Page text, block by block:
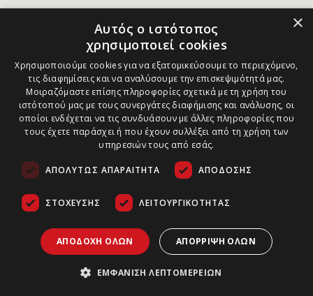
×
Αυτός ο ιστότοπος
χρησιμοποιεί cookies
Χρησιμοποιούμε cookies για να εξατομικεύσουμε το περιεχόμενο,
τις διαφημίσεις και να αναλύσουμε την επισκεψιμότητά μας.
Μοιραζόμαστε επίσης πληροφορίες σχετικά με τη χρήση του
ιστότοπού μας με τους συνεργάτες διαφήμισης και ανάλυσης, οι
οποίοι ενδέχεται να τις συνδυάσουν με άλλες πληροφορίες που
τους έχετε παράσχει ή που έχουν συλλέξει από τη χρήση των
υπηρεσιών τους από εσάς.
ΑΠΟΛΎΤΩΣ ΑΠΑΡΑΊΤΗΤΑ ΑΠΌΔΟΣΗΣ
ΣΤΌΧΕΥΣΗΣ ΛΕΙΤΟΥΡΓΙΚΌΤΗΤΑΣ
ΑΠΟΔΟΧΉ ΌΛΩΝ ΑΠΌΡΡΙΨΗ ΌΛΩΝ
ΕΜΦΆΝΙΣΗ ΛΕΠΤΟΜΕΡΕΙΏΝ